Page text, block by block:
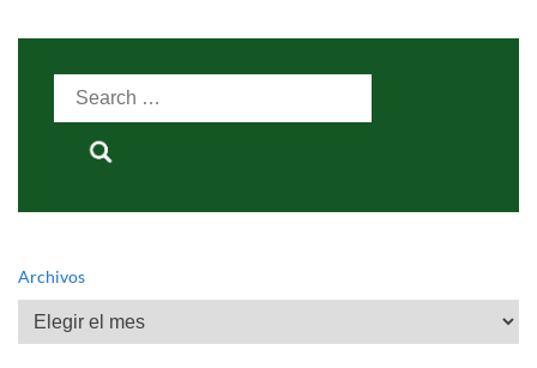
Search
Archivos
Archivos